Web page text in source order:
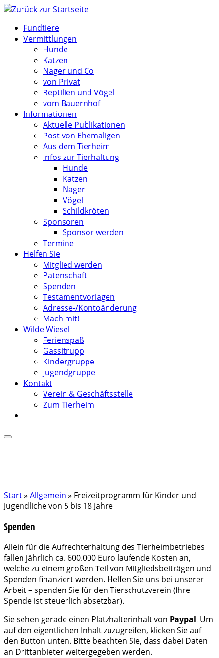
Zum
springenFundtiere
Vermittlungen
Hunde
Katzen
Nager und Co
von Privat
Reptilien und Vögel
vom Bauernhof
Informationen
Aktuelle Publikationen
Post von Ehemaligen
Aus dem Tierheim
Infos zur Tierhaltung
Hunde
Katzen
Nager
Vögel
Schildkröten
Sponsoren
Sponsor werden
Termine
Helfen Sie
Mitglied werden
Patenschaft
Spenden
Testamentvorlagen
Adresse-/Kontoänderung
Mach mit!
Wilde Wiesel
Ferienspaß
Gassitrupp
Kindergruppe
Jugendgruppe
Kontakt
Verein & Geschäftsstelle
Zum Tierheim
Start» Allgemein » Freizeitprogramm für Kinder und
Jugendliche von 5 bis 18 Jahre
Spenden
Allein für die Aufrechterhaltung des Tierheimbetriebes
fallen jährlich ca. 600.000 Euro laufende Kosten an,
welche zu einem großen Teil von Mitgliedsbeiträgen und
Spenden finanziert werden. Helfen Sie uns bei unserer
Arbeit – spenden Sie für den Tierschutzverein (Ihre
Spende ist steuerlich absetzbar).
Sie sehen gerade einen Platzhalterinhalt von Paypal. Um
auf den eigentlichen Inhalt zuzugreifen, klicken Sie auf
den Button unten. Bitte beachten Sie, dass dabei Daten
an Drittanbieter weitergegeben werden.